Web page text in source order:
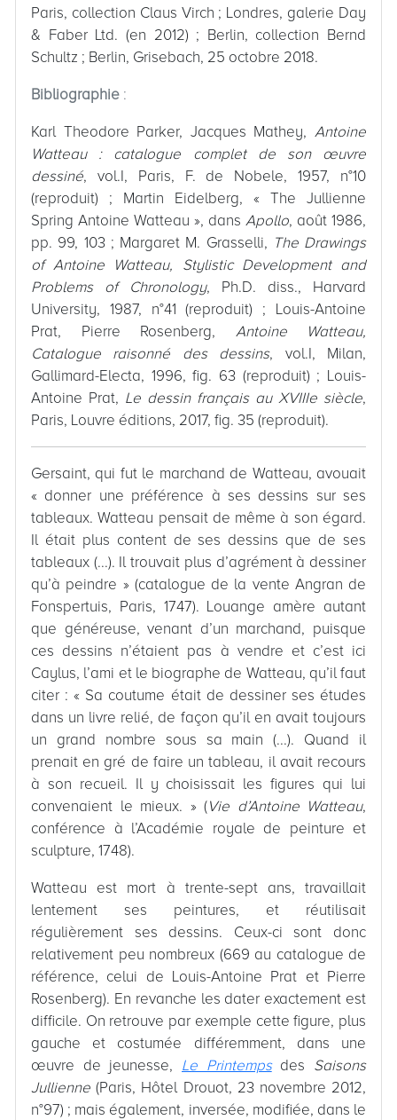
Paris, collection Claus Virch ; Londres, galerie Day
& Faber Ltd. (en 2012) ; Berlin, collection Bernd
Schultz ; Berlin, Grisebach, 25 octobre 2018.
Bibliographie :
Karl Theodore Parker, Jacques Mathey, Antoine
Watteau : catalogue complet de son œuvre
dessiné, vol.I, Paris, F. de Nobele, 1957, n°10
(reproduit) ; Martin Eidelberg, « The Jullienne
Spring Antoine Watteau », dans Apollo, août 1986,
pp. 99, 103 ; Margaret M. Grasselli, The Drawings
of Antoine Watteau, Stylistic Development and
Problems of Chronology, Ph.D. diss., Harvard
University, 1987, n°41 (reproduit) ; Louis-Antoine
Prat, Pierre Rosenberg, Antoine Watteau,
Catalogue raisonné des dessins, vol.I, Milan,
Gallimard-Electa, 1996, fig. 63 (reproduit) ; Louis-
Antoine Prat, Le dessin français au XVIIIe siècle,
Paris, Louvre éditions, 2017, fig. 35 (reproduit).
Gersaint, qui fut le marchand de Watteau, avouait
« donner une préférence à ses dessins sur ses
tableaux. Watteau pensait de même à son égard.
Il était plus content de ses dessins que de ses
tableaux (...). Il trouvait plus d’agrément à dessiner
qu’à peindre » (catalogue de la vente Angran de
Fonspertuis, Paris, 1747). Louange amère autant
que généreuse, venant d’un marchand, puisque
ces dessins n’étaient pas à vendre et c’est ici
Caylus, l’ami et le biographe de Watteau, qu’il faut
citer : « Sa coutume était de dessiner ses études
dans un livre relié, de façon qu’il en avait toujours
un grand nombre sous sa main (...). Quand il
prenait en gré de faire un tableau, il avait recours
à son recueil. Il y choisissait les figures qui lui
convenaient le mieux. » (Vie d’Antoine Watteau,
conférence à l’Académie royale de peinture et
sculpture, 1748).
Watteau est mort à trente-sept ans, travaillait
lentement ses peintures, et réutilisait
régulièrement ses dessins. Ceux-ci sont donc
relativement peu nombreux (669 au catalogue de
référence, celui de Louis-Antoine Prat et Pierre
Rosenberg). En revanche les dater exactement est
difficile. On retrouve par exemple cette figure, plus
gauche et costumée différemment, dans une
œuvre de jeunesse, Le Printempsdes Saisons
Jullienne (Paris, Hôtel Drouot, 23 novembre 2012,
n°97) ; mais également, inversée, modifiée, dans le